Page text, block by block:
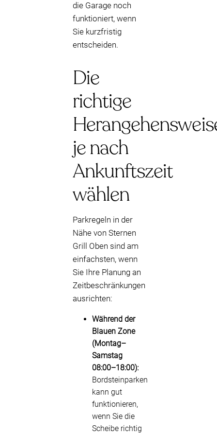
die Garage noch
funktioniert, wenn
Sie kurzfristig
entscheiden.
Die
richtige
je nach
Ankunftszeit
wählen
Parkregeln in der
Nähe von Sternen
Grill Oben sind am
einfachsten, wenn
Sie Ihre Planung an
Zeitbeschränkungen
ausrichten:
Während der
Blauen Zone
(Montag–
Samstag
08:00–18:00):
Bordsteinparken
kann gut
funktionieren,
wenn Sie die
Scheibe richtig